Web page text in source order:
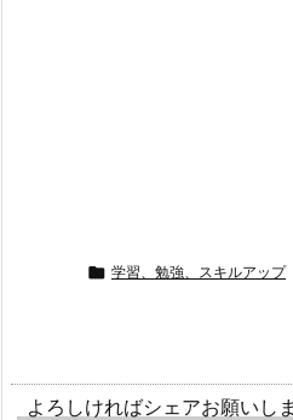
 学習、勉強、スキルアップ
よろしければシェアお願いし